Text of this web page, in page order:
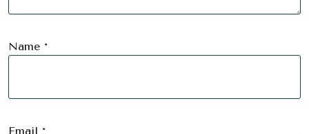
Name *
Email *